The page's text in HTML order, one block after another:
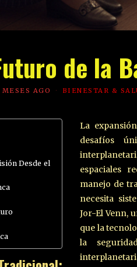
de la
MESES AGO BIENESTAR &
Desde el
La
desafíos
espaciales
manejo de
necesita
Jor-El Venn,
que la
la